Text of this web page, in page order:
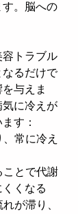
。脳への
トラブル
るだけで
与えま
に冷えが
す：
常に冷え
ことで代謝
くなる
が滞り、